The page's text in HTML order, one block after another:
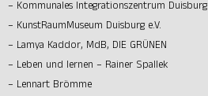
– Kommunales Integrationszentrum Duisburg
– KunstRaumMuseum Duisburg e.V.
– Lamya Kaddor, MdB, DIE GRÜNEN
– Leben und lernen – Rainer Spallek
– Lennart Brömme